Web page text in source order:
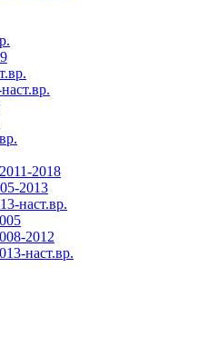
2018
2013
наст.вр.
2012
наст.вр.